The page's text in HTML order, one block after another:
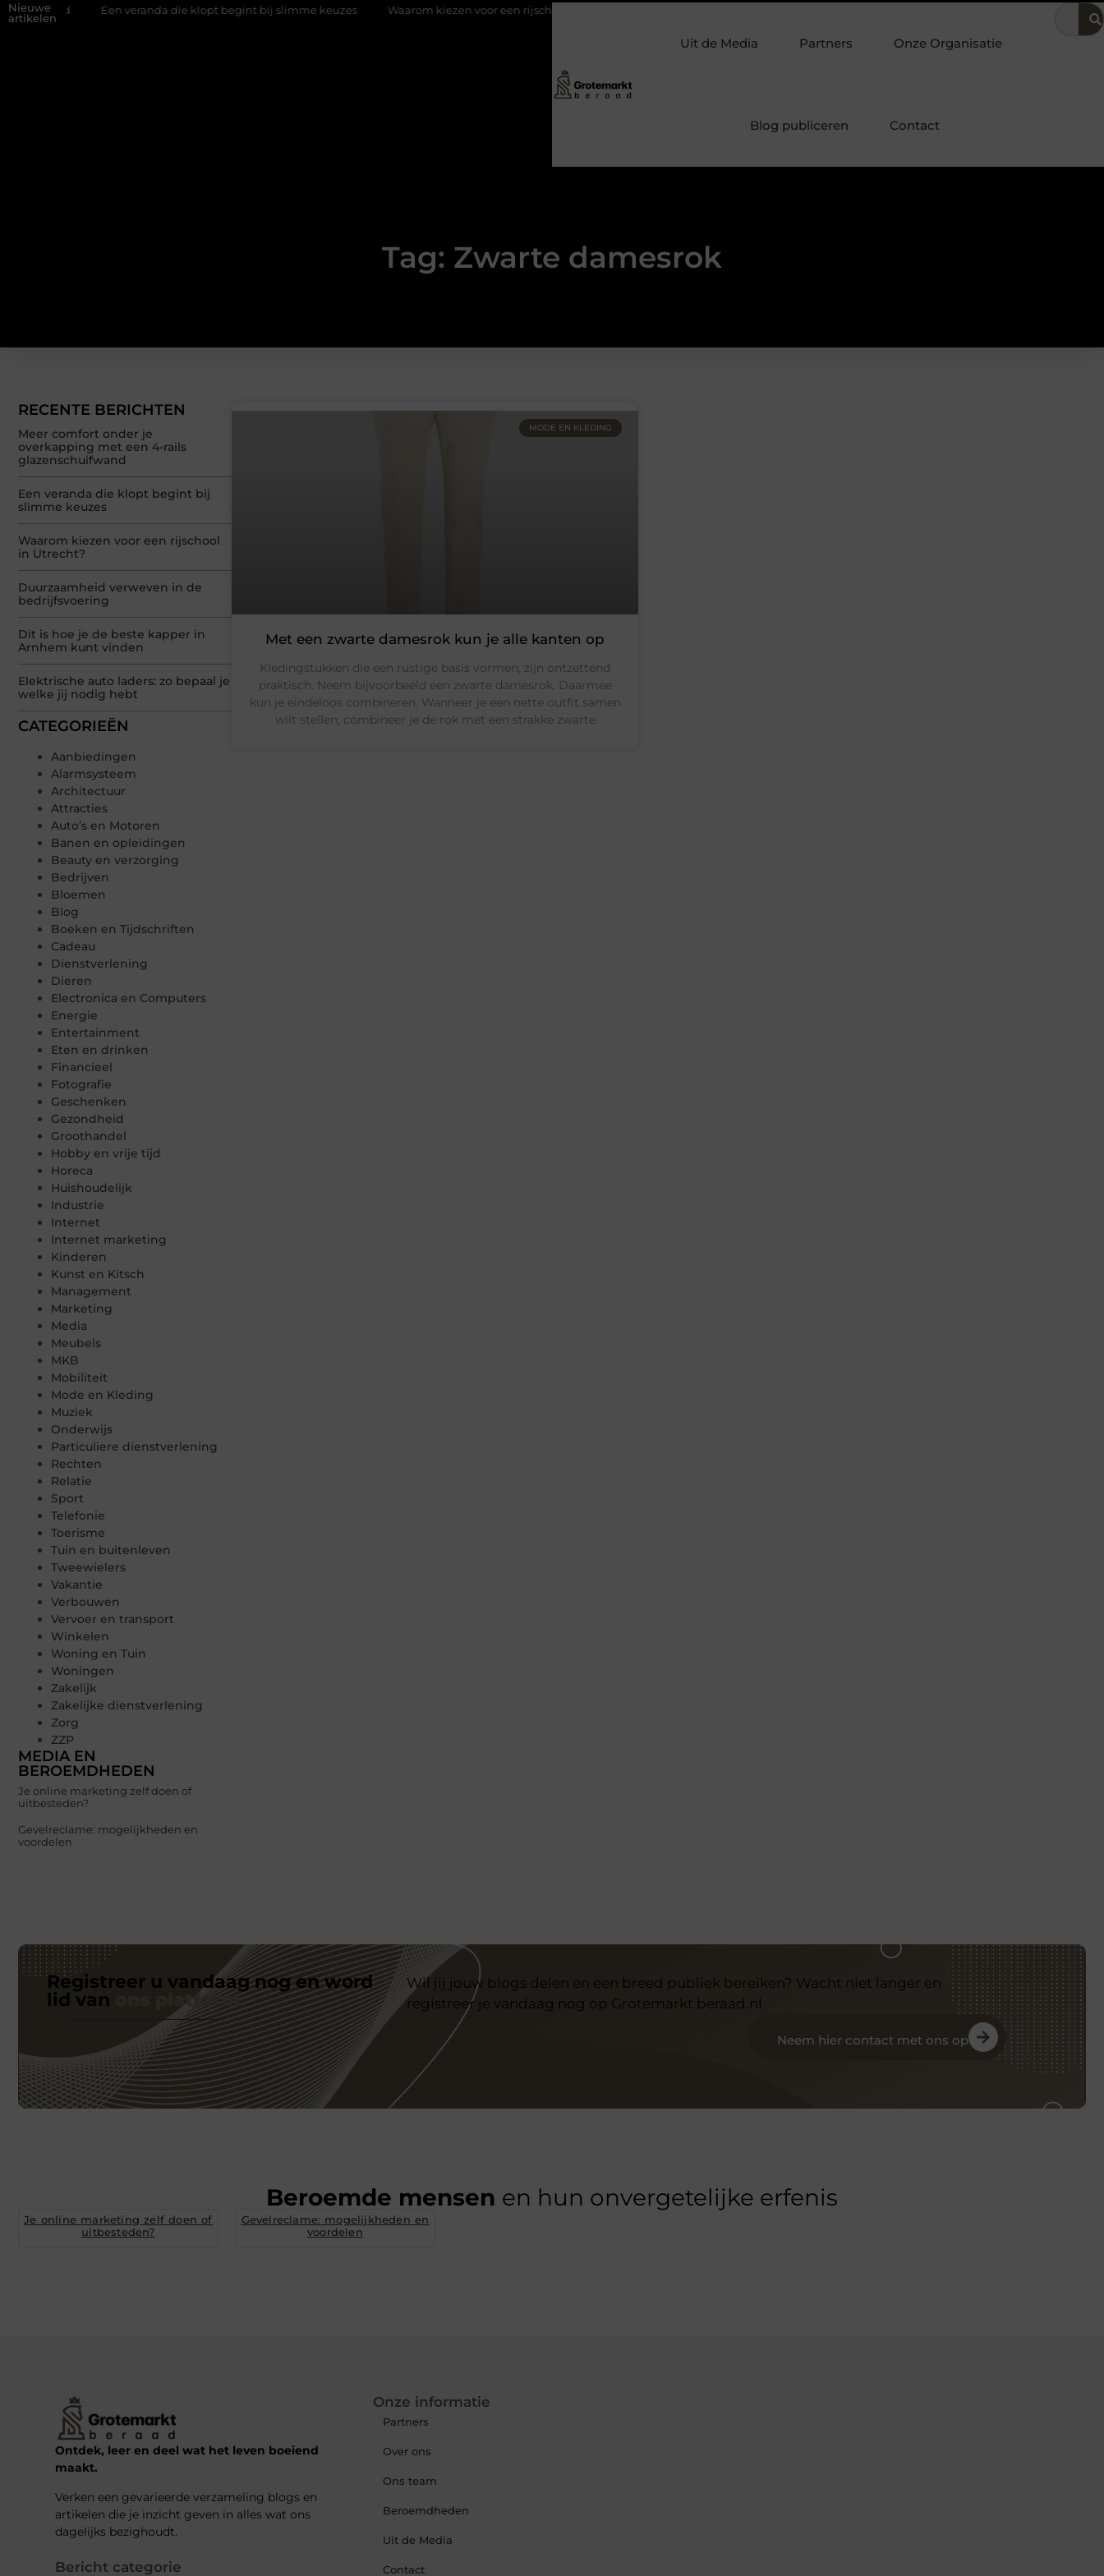
Nieuwe
artikelen
Een veranda die klopt begint bij slimme keuzes Waarom kiezen voor een rijschool in Utrecht? Dit is hoe je de beste kapper in
Uit de Media Partners Onze Organisatie
Blog publiceren Contact
Tag: Zwarte damesrok
RECENTE BERICHTEN
Meer comfort onder je
overkapping met een 4-rails
glazenschuifwand
Een veranda die klopt begint bij
slimme keuzes
Waarom kiezen voor een rijschool
in Utrecht?
Duurzaamheid verweven in de
bedrijfsvoering
Dit is hoe je de beste kapper in
Arnhem kunt vinden
Elektrische auto laders: zo bepaal je
welke jij nodig hebt
CATEGORIEËN
Aanbiedingen
Alarmsysteem
Architectuur
Attracties
Auto’s en Motoren
Banen en opleidingen
Beauty en verzorging
Bedrijven
Bloemen
Blog
Boeken en Tijdschriften
Cadeau
Dienstverlening
Dieren
Electronica en Computers
Energie
Entertainment
Eten en drinken
Financieel
Fotografie
Geschenken
Gezondheid
Groothandel
Hobby en vrije tijd
Horeca
Huishoudelijk
Industrie
Internet
Internet marketing
Kinderen
Kunst en Kitsch
Management
Marketing
Media
Meubels
MKB
Mobiliteit
Mode en Kleding
Muziek
Onderwijs
Particuliere dienstverlening
Rechten
Relatie
Sport
Telefonie
Toerisme
Tuin en buitenleven
Tweewielers
Vakantie
Verbouwen
Vervoer en transport
Winkelen
Woning en Tuin
Woningen
Zakelijk
Zakelijke dienstverlening
Zorg
ZZP
MEDIA EN
BEROEMDHEDEN
Je online marketing zelf doen of
uitbesteden?
Gevelreclame: mogelijkheden en
voordelen
MODE EN KLEDING
Met een zwarte damesrok kun je alle kanten op
Kledingstukken die een rustige basis vormen, zijn ontzettend
praktisch. Neem bijvoorbeeld een zwarte damesrok. Daarmee
kun je eindeloos combineren. Wanneer je een nette outfit samen
wilt stellen, combineer je de rok met een strakke zwarte
Registreer u vandaag nog en word
lid van
ons platform
Wil jij jouw blogs delen en een breed publiek bereiken? Wacht niet langer en
registreer je vandaag nog op Grotemarkt beraad.nl
Neem hier contact met ons op
Beroemde mensen en hun onvergetelijke erfenis
Je online marketing zelf doen of
uitbesteden?
Gevelreclame: mogelijkheden en
voordelen
Ontdek, leer en deel wat het leven boeiend
maakt.
Verken een gevarieerde verzameling blogs en
artikelen die je inzicht geven in alles wat ons
dagelijks bezighoudt.
Bericht categorie
Onze informatie
Partners
Over ons
Ons team
Beroemdheden
Uit de Media
Contact